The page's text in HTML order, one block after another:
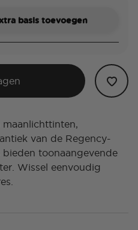
basis toevoegen
maanlichttinten,
van de Regency-
bieden toonaangevende
Wissel eenvoudig